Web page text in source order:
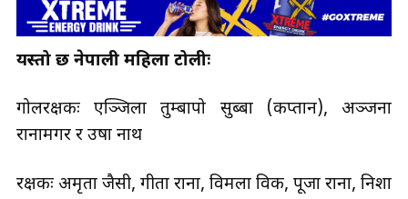
यस्तो छ नेपाली महिला टोलीः
गोलरक्षकः एञ्जिला तुम्बापो सुब्बा (कप्तान), अञ्जना
रानामगर र उषा नाथ
रक्षकः अमृता जैसी, गीता राना, विमला विक, पूजा राना, निशा